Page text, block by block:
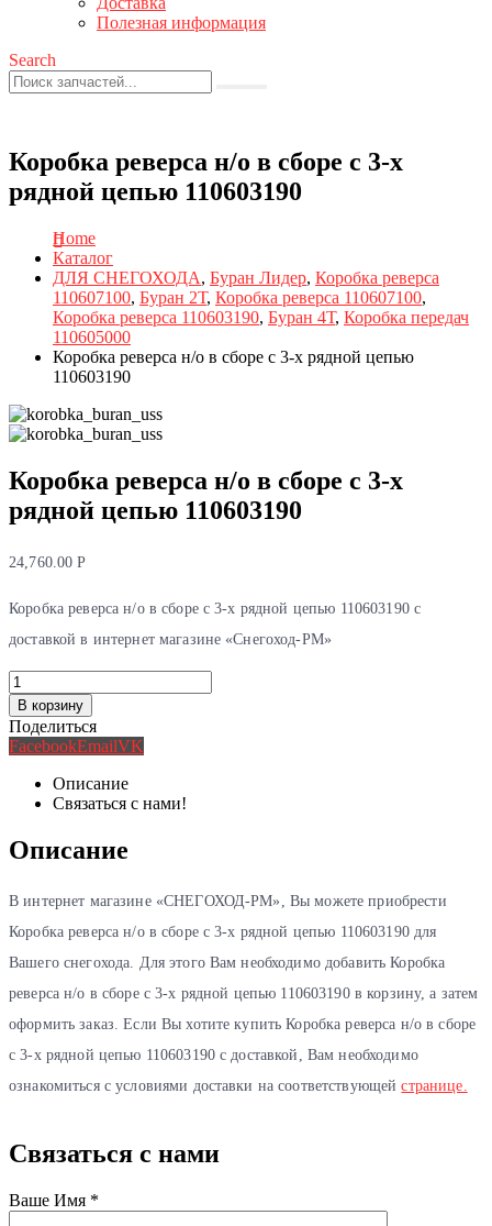
Полезная информация
Search
Коробка реверса н/о в сборе с 3-х
рядной цепью 110603190
Home
Каталог
ДЛЯ СНЕГОХОДА, Буран Лидер, Коробка реверса
110607100, Буран 2Т, Коробка реверса 110607100,
Коробка реверса 110603190, Буран 4Т, Коробка передач
110605000
Коробка реверса н/о в сборе с 3-х рядной цепью
110603190
Коробка реверса н/о в сборе с 3-х
рядной цепью 110603190
24,760.00Р
Коробка реверса н/о в сборе с 3-х рядной цепью 110603190 с
доставкой в интернет магазине «Снегоход-РМ»
В корзину
Поделиться
FacebookEmailVK
Описание
Связаться с нами!
Описание
В интернет магазине «СНЕГОХОД-РМ», Вы можете приобрести
Коробка реверса н/о в сборе с 3-х рядной цепью 110603190 для
Вашего снегохода. Для этого Вам необходимо добавить Коробка
реверса н/о в сборе с 3-х рядной цепью 110603190 в корзину, а затем
оформить заказ. Если Вы хотите купить Коробка реверса н/о в сборе
с 3-х рядной цепью 110603190 с доставкой, Вам необходимо
ознакомиться с условиями доставки на соответствующейстранице.
Связаться с нами
Ваше Имя *